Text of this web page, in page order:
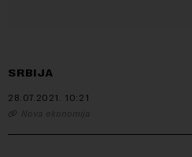
SRBIJA
28.07.2021. 10:21
Nova ekonomija